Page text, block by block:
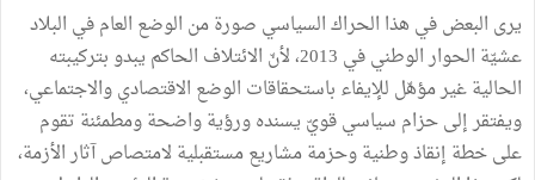
يرى البعض في هذا الحراك السياسي صورة من الوضع العام في البلاد
عشيّة الحوار الوطني في 2013، لأنّ الائتلاف الحاكم يبدو بتركيبته
الحالية غير مؤهّل للإيفاء باستحقاقات الوضع الاقتصادي والاجتماعي،
ويفتقر إلى حزام سياسي قويّ يسنده ورؤية واضحة ومطمئنة تقوم
على خطة إنقاذ وطنية وحزمة مشاريع مستقبلية لامتصاص آثار الأزمة،